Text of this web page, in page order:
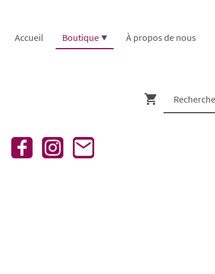
Accueil Boutique À propos de nous